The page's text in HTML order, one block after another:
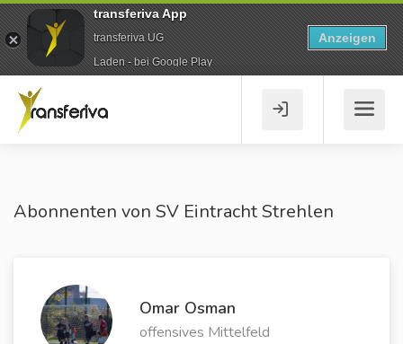
Abonnenten von SV Eintracht Strehlen
Omar Osman
offensives Mittelfeld
transferiva App
transferiva UG
Laden - bei Google Play
Anzeigen